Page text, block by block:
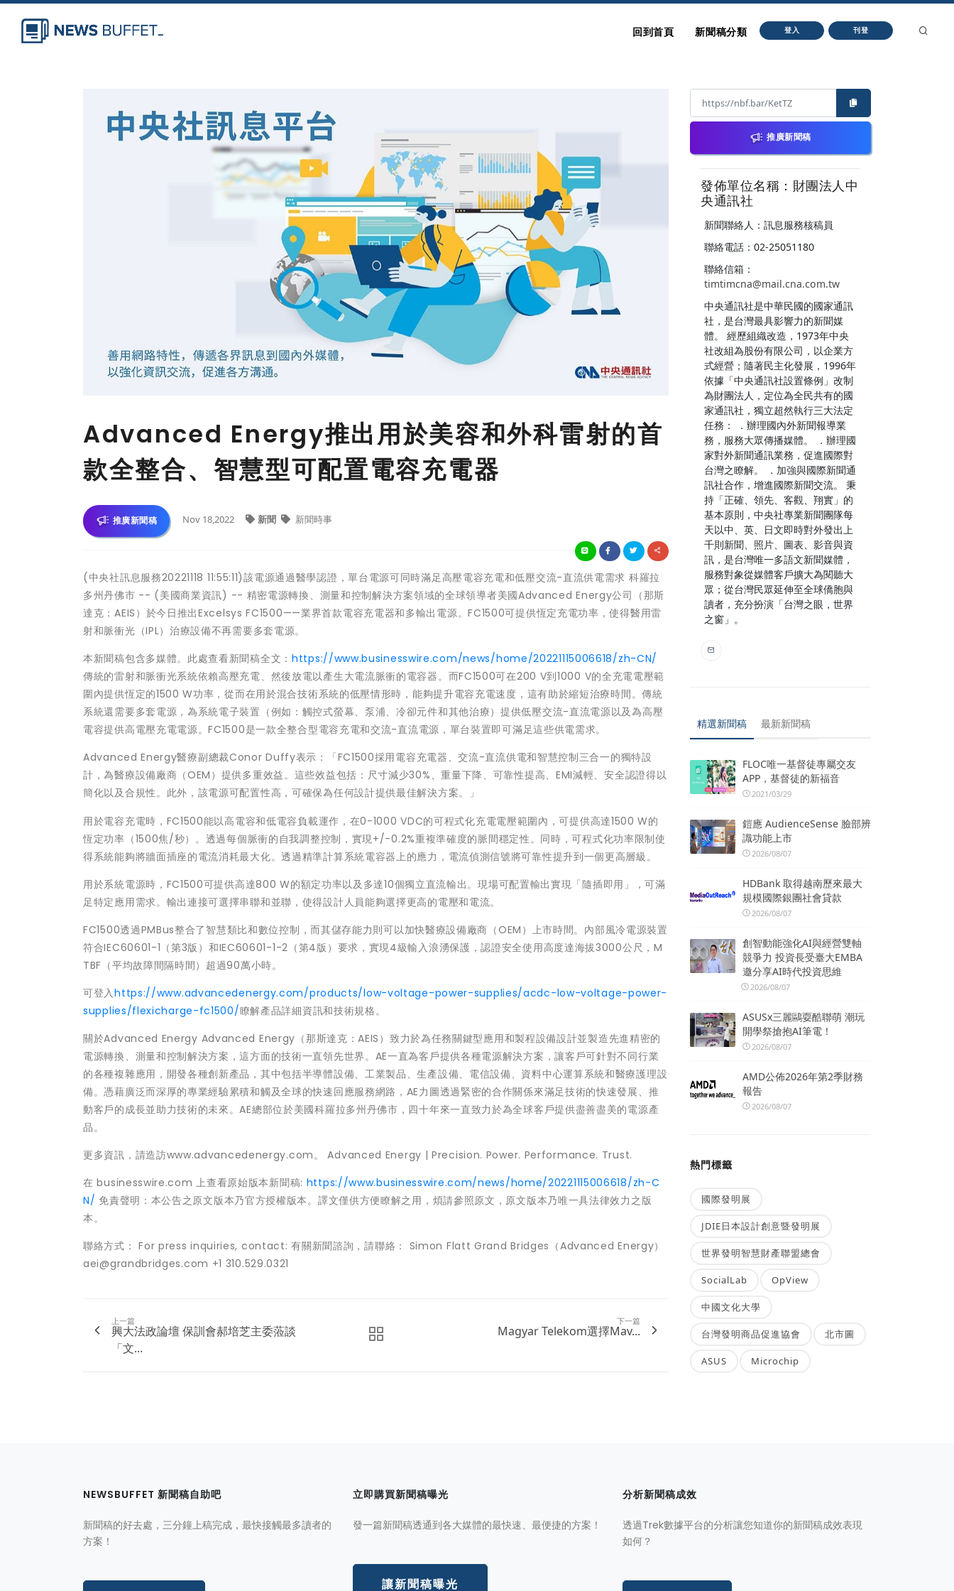
回到首頁 新聞稿分類 登入 刊登
Advanced Energy推出用於美容和外科雷射的首
款全整合、智慧型可配置電容充電器
推廣新聞稿 Nov 18,2022 新聞 新聞時事
(中央社訊息服務20221118 11:55:11)該電源通過醫學認證，單台電源可同時滿足高壓電容充電和低壓交流-直流供電需求 科羅拉
多州丹佛市 -- (美國商業資訊) -- 精密電源轉換、測量和控制解決方案領域的全球領導者美國Advanced Energy公司（那斯
達克：AEIS）於今日推出Excelsys FC1500——業界首款電容充電器和多輸出電源。FC1500可提供恆定充電功率，使得醫用雷
射和脈衝光（IPL）治療設備不再需要多套電源。
本新聞稿包含多媒體。此處查看新聞稿全文： https://www.businesswire.com/news/home/20221115006618/zh-CN/
傳統的雷射和脈衝光系統依賴高壓充電、然後放電以產生大電流脈衝的電容器。而FC1500可在200 V到1000 V的全充電電壓範
圍內提供恆定的1500 W功率，從而在用於混合技術系統的低壓情形時，能夠提升電容充電速度，這有助於縮短治療時間。傳統
系統還需要多套電源，為系統電子裝置（例如：觸控式螢幕、泵浦、冷卻元件和其他治療）提供低壓交流-直流電源以及為高壓
電容提供高電壓充電電源。FC1500是一款全整合型電容充電和交流-直流電源，單台裝置即可滿足這些供電需求。
Advanced Energy醫療副總裁Conor Duffy表示：「FC1500採用電容充電器、交流-直流供電和智慧控制三合一的獨特設
計，為醫療設備廠商（OEM）提供多重效益。這些效益包括：尺寸減少30%、重量下降、可靠性提高、EMI減輕、安全認證得以
簡化以及合規性。此外，該電源可配置性高，可確保為任何設計提供最佳解決方案。」
用於電容充電時，FC1500能以高電容和低電容負載運作，在0-1000 VDC的可程式化充電電壓範圍內，可提供高達1500 W的
恆定功率（1500焦/秒）。透過每個脈衝的自我調整控制，實現+/-0.2%重複準確度的脈間穩定性。同時，可程式化功率限制使
得系統能夠將牆面插座的電流消耗最大化。透過精準計算系統電容器上的應力，電流偵測信號將可靠性提升到一個更高層級。
用於系統電源時，FC1500可提供高達800 W的額定功率以及多達10個獨立直流輸出。現場可配置輸出實現「隨插即用」，可滿
足特定應用需求。輸出連接可選擇串聯和並聯，使得設計人員能夠選擇更高的電壓和電流。
FC1500透過PMBus整合了智慧類比和數位控制，而其儲存能力則可以加快醫療設備廠商（OEM）上市時間。內部風冷電源裝置
符合IEC60601-1（第3版）和IEC60601-1-2（第4版）要求，實現4級輸入浪湧保護，認證安全使用高度達海拔3000公尺，M
TBF（平均故障間隔時間）超過90萬小時。
可登入https://www.advancedenergy.com/products/low-voltage-power-supplies/acdc-low-voltage-power-
supplies/flexicharge-fc1500/瞭解產品詳細資訊和技術規格。
關於Advanced Energy Advanced Energy（那斯達克：AEIS）致力於為任務關鍵型應用和製程設備設計並製造先進精密的
電源轉換、測量和控制解決方案，這方面的技術一直領先世界。AE一直為客戶提供各種電源解決方案，讓客戶可針對不同行業
的各種複雜應用，開發各種創新產品，其中包括半導體設備、工業製品、生產設備、電信設備、資料中心運算系統和醫療護理設
備。憑藉廣泛而深厚的專業經驗累積和觸及全球的快速回應服務網路，AE力圖透過緊密的合作關係來滿足技術的快速發展、推
動客戶的成長並助力技術的未來。AE總部位於美國科羅拉多州丹佛市，四十年來一直致力於為全球客戶提供盡善盡美的電源產
品。
更多資訊，請造訪www.advancedenergy.com。 Advanced Energy | Precision. Power. Performance. Trust.
在 businesswire.com 上查看原始版本新聞稿: https://www.businesswire.com/news/home/20221115006618/zh-C
N/ 免責聲明：本公告之原文版本乃官方授權版本。譯文僅供方便瞭解之用，煩請參照原文，原文版本乃唯一具法律效力之版
本。
聯絡方式： For press inquiries, contact: 有關新聞諮詢，請聯絡： Simon Flatt Grand Bridges（Advanced Energy）
aei@grandbridges.com +1 310.529.0321
上一篇
興大法政論壇 保訓會郝培芝主委蒞談
「文...
下一篇
Magyar Telekom選擇Mav...
推廣新聞稿
發佈單位名稱：財團法人中
央通訊社
新聞聯絡人：訊息服務核稿員
聯絡電話：02-25051180
聯絡信箱：
timtimcna@mail.cna.com.tw
中央通訊社是中華民國的國家通訊
社，是台灣最具影響力的新聞媒
體。 經歷組織改造，1973年中央
社改組為股份有限公司，以企業方
式經營；隨著民主化發展，1996年
依據「中央通訊社設置條例」改制
為財團法人，定位為全民共有的國
家通訊社，獨立超然執行三大法定
任務： ．辦理國內外新聞報導業
務，服務大眾傳播媒體。 ．辦理國
家對外新聞通訊業務，促進國際對
台灣之瞭解。 ．加強與國際新聞通
訊社合作，增進國際新聞交流。 秉
持「正確、領先、客觀、翔實」的
基本原則，中央社專業新聞團隊每
天以中、英、日文即時對外發出上
千則新聞、照片、圖表、影音與資
訊，是台灣唯一多語文新聞媒體，
服務對象從媒體客戶擴大為閱聽大
眾；從台灣民眾延伸至全球僑胞與
讀者，充分扮演「台灣之眼，世界
之窗」。
精選新聞稿 最新新聞稿
FLOC唯一基督徒專屬交友
APP，基督徒的新福音
2021/03/29
鎧應 AudienceSense 臉部辨
識功能上市
2026/08/07
HDBank 取得越南歷來最大
規模國際銀團社會貸款
2026/08/07
創智動能強化AI與經營雙軸
競爭力 投資長受臺大EMBA
邀分享AI時代投資思維
2026/08/07
ASUSx三麗鷗耍酷聯萌 潮玩
開學祭搶抱AI筆電！
2026/08/07
AMD公佈2026年第2季財務
報告
2026/08/07
熱門標籤
國際發明展
JDIE日本設計創意暨發明展
世界發明智慧財產聯盟總會
SocialLab OpView
中國文化大學
台灣發明商品促進協會 北市圖
ASUS Microchip
NEWSBUFFET 新聞稿自助吧
新聞稿的好去處，三分鐘上稿完成，最快接觸最多讀者的
方案！
立即購買新聞稿曝光
發一篇新聞稿透通到各大媒體的最快速、最便捷的方案！
讓新聞稿曝光
分析新聞稿成效
透過Trek數據平台的分析讓您知道你的新聞稿成效表現
如何？